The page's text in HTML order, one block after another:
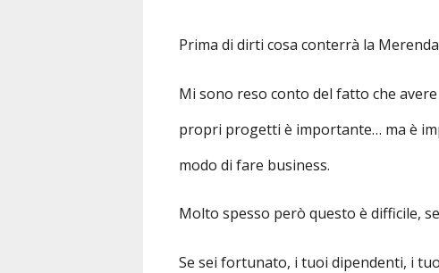
Prima di dirti cosa conterrà la
Mi sono reso conto del fatto che
propri progetti è importante… ma è
modo di fare business.
Molto spesso però questo è difficile,
Se sei fortunato, i tuoi dipendenti, i